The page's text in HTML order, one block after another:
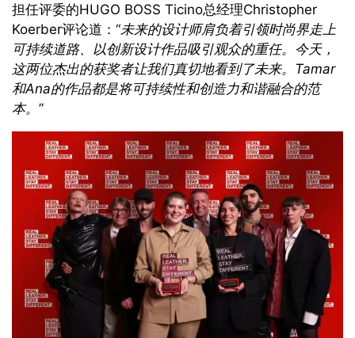
担任评委的HUGO BOSS Ticino总经理Christopher
Koerber评论道：“未来的设计师肩负着引领时尚界走上
可持续道路、以创新设计作品吸引观众的重任。今天，
这两位杰出的获奖者让我们真切地看到了未来。 Tamar
和Ana的作品都是将可持续性和创造力和谐融合的范
本。 ”